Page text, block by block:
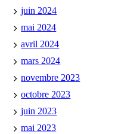
juin 2024
mai 2024
avril 2024
mars 2024
novembre 2023
octobre 2023
juin 2023
mai 2023